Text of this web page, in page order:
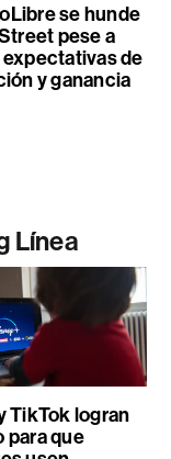
se hunde
pese a
de
y ganancia
Línea
TikTok logran
para que